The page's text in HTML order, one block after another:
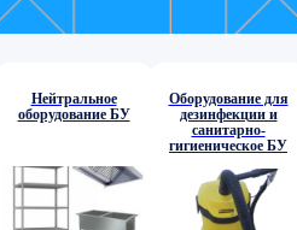
Нейтральное
оборудование БУ
Оборудование для
дезинфекции и
санитарно-
гигиеническое БУ